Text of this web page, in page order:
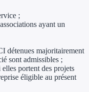
Aides
Tous les
;
ayant un
détenues majoritairement
sont admissibles ;
portent des projets
éligible au présent